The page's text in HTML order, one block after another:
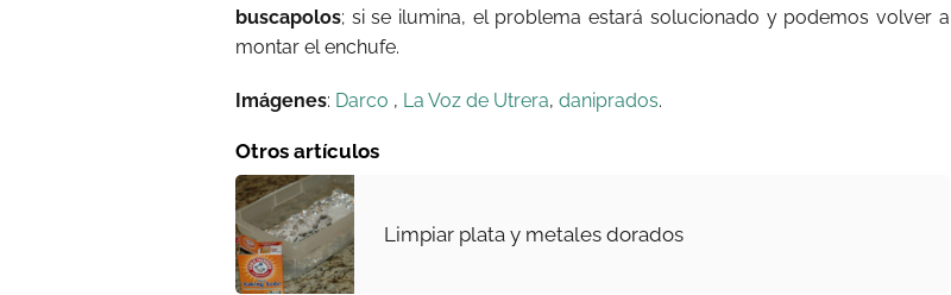
buscapolos; si se ilumina, el problema estará solucionado y podemos volver a
montar el enchufe.
Imágenes: Darco , La Voz de Utrera, daniprados.
Otros artículos
Limpiar plata y metales dorados